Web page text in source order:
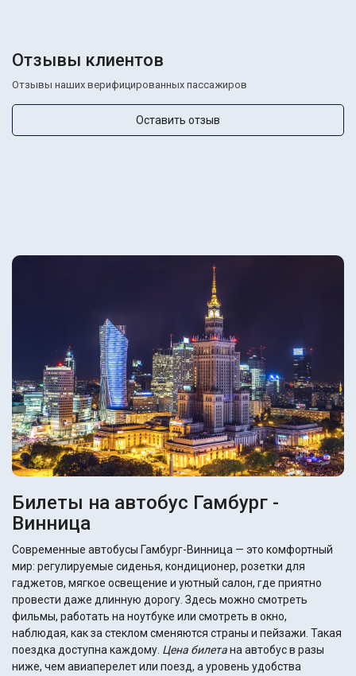
Отзывы клиентов
Отзывы наших верифицированных пассажиров
Оставить отзыв
Билеты на автобус Гамбург -
Винница
Современные автобусы Гамбург-Винница — это комфортный
мир: регулируемые сиденья, кондиционер, розетки для
гаджетов, мягкое освещение и уютный салон, где приятно
провести даже длинную дорогу. Здесь можно смотреть
фильмы, работать на ноутбуке или смотреть в окно,
наблюдая, как за стеклом сменяются страны и пейзажи. Такая
поездка доступна каждому. Цена билетана автобус в разы
ниже, чем авиаперелет или поезд, а уровень удобства